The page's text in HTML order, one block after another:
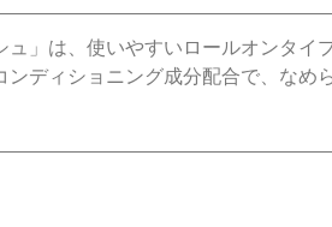
」は、使いやすいロールオンタイ
ディショニング成分配合で、なめ